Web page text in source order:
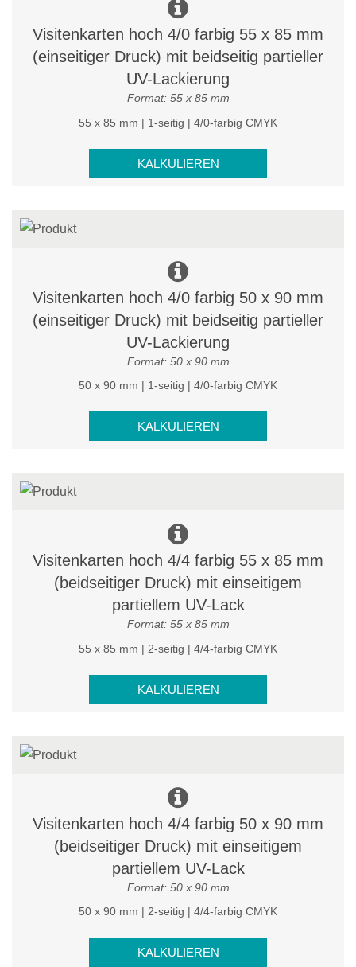
Visitenkarten hoch 4/0 farbig 55 x 85 mm
(einseitiger Druck) mit beidseitig partieller
UV-Lackierung
Format: 55 x 85 mm
55 x 85 mm | 1-seitig | 4/0-farbig CMYK
KALKULIEREN
Visitenkarten hoch 4/0 farbig 50 x 90 mm
(einseitiger Druck) mit beidseitig partieller
UV-Lackierung
Format: 50 x 90 mm
50 x 90 mm | 1-seitig | 4/0-farbig CMYK
KALKULIEREN
Visitenkarten hoch 4/4 farbig 55 x 85 mm
(beidseitiger Druck) mit einseitigem
partiellem UV-Lack
Format: 55 x 85 mm
55 x 85 mm | 2-seitig | 4/4-farbig CMYK
KALKULIEREN
Visitenkarten hoch 4/4 farbig 50 x 90 mm
(beidseitiger Druck) mit einseitigem
partiellem UV-Lack
Format: 50 x 90 mm
50 x 90 mm | 2-seitig | 4/4-farbig CMYK
KALKULIEREN